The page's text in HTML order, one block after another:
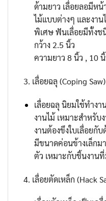
ด้ามยาว เลื่อยลอมีหน้
ไม้แบบต่างๆ และงา
พิเศษ ฟันเลื่อยมีทั้งช
กว้าง 2.5 นิ้ว
ความยาว 8 นิ้ว , 10
3. เลื่อยฉลุ (Coping Saw)
เลื่อยฉลุ นิยมใช้ทำง
งานไม้ เหมาะสำหรับ
งานต้องขึงใบเลื่อยกั
มีขนาดค่อนข้างเล็กม
ตัว เหมาะกับชิ้นงาน
4. เลื่อยตัดเหล็ก (Hack